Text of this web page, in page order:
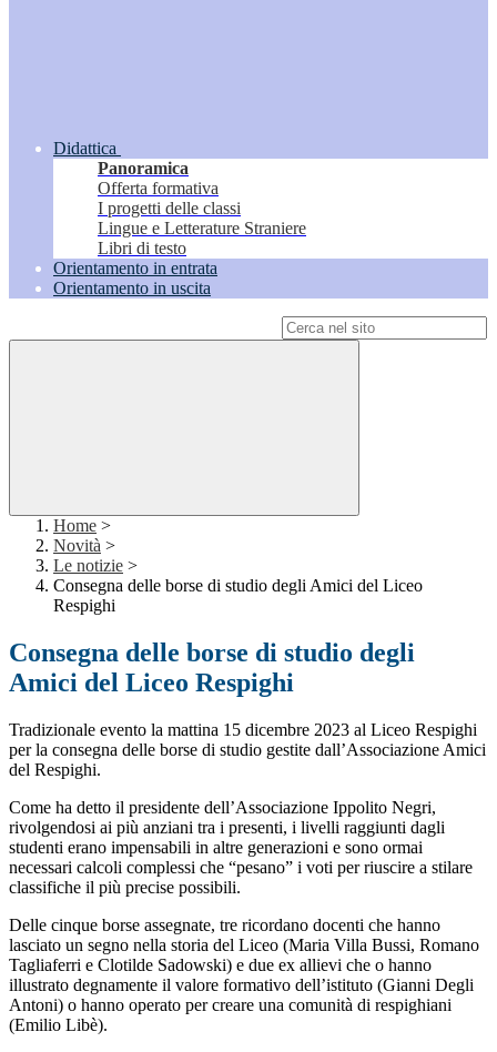
Didattica
Panoramica
Offerta formativa
I progetti delle classi
Lingue e Letterature Straniere
Libri di testo
Orientamento in entrata
Orientamento in uscita
Home >
Novità >
Le notizie >
Consegna delle borse di studio degli Amici del Liceo
Respighi
Consegna delle borse di studio degli
Amici del Liceo Respighi
Tradizionale evento la mattina 15 dicembre 2023 al Liceo Respighi
per la consegna delle borse di studio gestite dall’Associazione Amici
del Respighi.
Come ha detto il presidente dell’Associazione Ippolito Negri,
rivolgendosi ai più anziani tra i presenti, i livelli raggiunti dagli
studenti erano impensabili in altre generazioni e sono ormai
necessari calcoli complessi che “pesano” i voti per riuscire a stilare
classifiche il più precise possibili.
Delle cinque borse assegnate, tre ricordano docenti che hanno
lasciato un segno nella storia del Liceo (Maria Villa Bussi, Romano
Tagliaferri e Clotilde Sadowski) e due ex allievi che o hanno
illustrato degnamente il valore formativo dell’istituto (Gianni Degli
Antoni) o hanno operato per creare una comunità di respighiani
(Emilio Libè).